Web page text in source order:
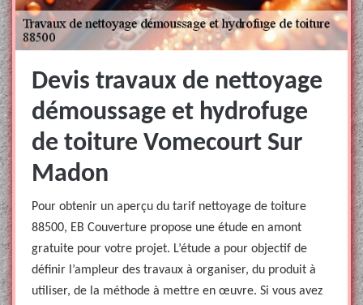
Devis travaux de nettoyage
démoussage et hydrofuge
de toiture Vomecourt Sur
Madon
Pour obtenir un aperçu du tarif nettoyage de toiture
88500, EB Couverture propose une étude en amont
gratuite pour votre projet. L’étude a pour objectif de
définir l’ampleur des travaux à organiser, du produit à
utiliser, de la méthode à mettre en œuvre. Si vous avez